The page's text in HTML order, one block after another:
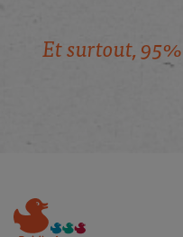
Et surtout, 95%